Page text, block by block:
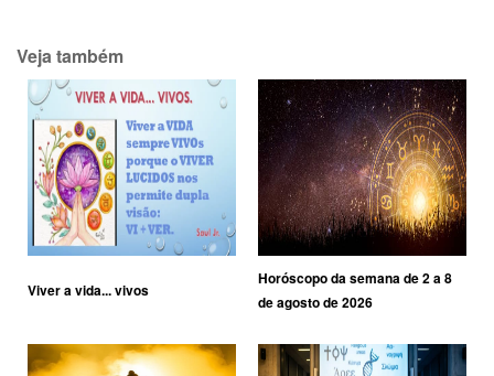
Veja também
Viver a vida... vivos
Horóscopo da semana de 2 a 8
de agosto de 2026